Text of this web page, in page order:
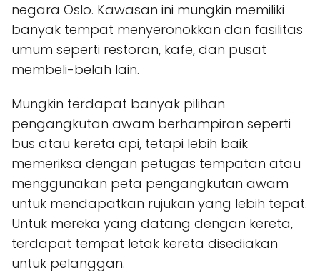
negara Oslo. Kawasan ini mungkin memiliki
banyak tempat menyeronokkan dan fasilitas
umum seperti restoran, kafe, dan pusat
membeli-belah lain.
Mungkin terdapat banyak pilihan
pengangkutan awam berhampiran seperti
bus atau kereta api, tetapi lebih baik
memeriksa dengan petugas tempatan atau
menggunakan peta pengangkutan awam
untuk mendapatkan rujukan yang lebih tepat.
Untuk mereka yang datang dengan kereta,
terdapat tempat letak kereta disediakan
untuk pelanggan.